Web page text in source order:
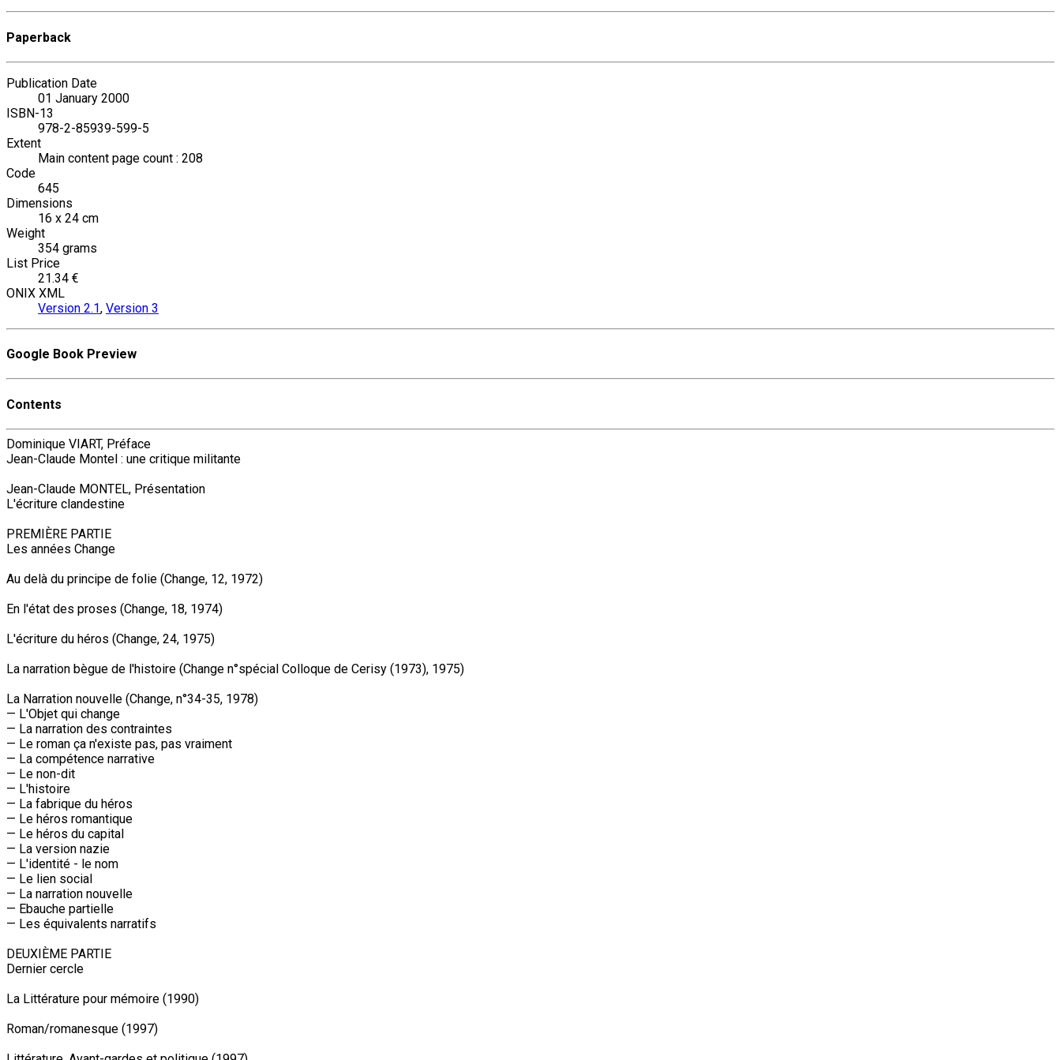
Paperback
Publication Date
01 January 2000
ISBN-13
978-2-85939-599-5
Extent
Main content page count : 208
Code
645
Dimensions
16 x 24 cm
Weight
354 grams
List Price
21.34 €
ONIX XML
Version 2.1, Version 3
Google Book Preview
Contents
Dominique VIART, Préface
Jean-Claude Montel : une critique militante
Jean-Claude MONTEL, Présentation
L'écriture clandestine
PREMIÈRE PARTIE
Les années Change
Au delà du principe de folie (Change, 12, 1972)
En l'état des proses (Change, 18, 1974)
L'écriture du héros (Change, 24, 1975)
La narration bègue de l'histoire (Change n°spécial Colloque de Cerisy (1973), 1975)
La Narration nouvelle (Change, n°34-35, 1978)
— L'Objet qui change
— La narration des contraintes
— Le roman ça n'existe pas, pas vraiment
— La compétence narrative
— Le non-dit
— L'histoire
— La fabrique du héros
— Le héros romantique
— Le héros du capital
— La version nazie
— L'identité - le nom
— Le lien social
— La narration nouvelle
— Ebauche partielle
— Les équivalents narratifs
DEUXIÈME PARTIE
Dernier cercle
La Littérature pour mémoire (1990)
Roman/romanesque (1997)